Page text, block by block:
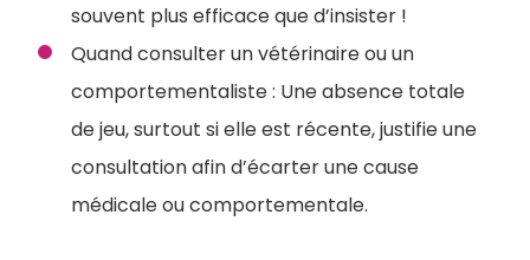
souvent plus efficace que d’insister !
Quand consulter un vétérinaire ou un
comportementaliste : Une absence totale
de jeu, surtout si elle est récente, justifie une
consultation afin d’écarter une cause
médicale ou comportementale.